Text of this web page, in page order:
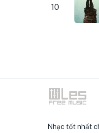
10
Nhạc tốt nhất